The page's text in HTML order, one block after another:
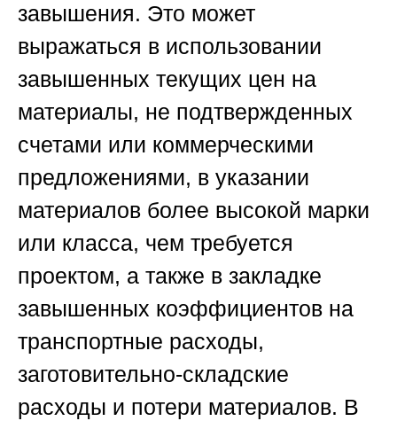
завышения. Это может
выражаться в использовании
завышенных текущих цен на
материалы, не подтвержденных
счетами или коммерческими
предложениями, в указании
материалов более высокой марки
или класса, чем требуется
проектом, а также в закладке
завышенных коэффициентов на
транспортные расходы,
заготовительно-складские
расходы и потери материалов. В